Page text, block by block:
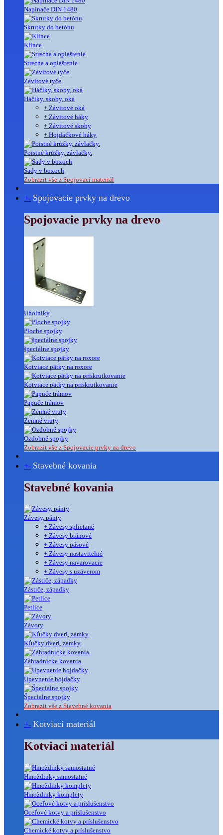
Napínače DIN 1480
Skrutky do betónu
Klince
Strecha a opláštenie
Závitové tyče
Háčiky, skoby, oká
+ Závitové oká
+ Závitové háky
+ Závitové skoby
+ Hojdačkové háky
Poistné krúžky, závlačky.
Sady v boxoch
Zobrazit vše z Spojovací materiál
+- Spojovacie prvky na drevo
Spojovacie prvky na drevo
Uholníky
Ploche spojky
špeciálne spojky
Kotviace pätky na roxore
Kotviace pätky na priskrutkovanie
Papuče trámov
Zemné vruty
Ozdobné spojky
Zobrazit vše z Spojovacie prvky na drevo
+- Stavebné kovania
Stavebné kovania
Závesy, pánty
+ Závesy splietané
+ Závesy bránové
+ Závesy pásové
+ Závesy nastavitelné
+ Závesy navarovacie
+ Závesy s uzáverom
Zástrče, západky
Petlice
Závory
Kľučky dverí, zámky
Záhradnícke kovania
Upevnenie hojdačky
Špecialne spojky
Zobrazit vše z Stavebné kovania
+- Kotviaci materiál
Kotviaci materiál
Hmoždinky samostatné
Hmoždinky komplety
Oceľové kotvy a príslušenstvo
Chemické kotvy a príslušenstvo